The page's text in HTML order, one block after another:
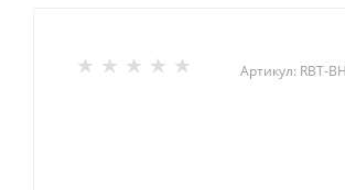
Артикул: RBT-